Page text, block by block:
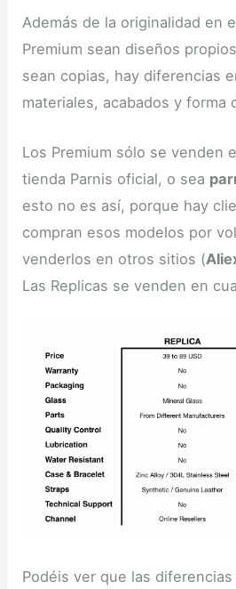
Además de la originalidad en
Premium sean diseños
sean copias, hay diferencias
materiales, acabados y forma
Los Premium sólo se venden
tienda Parnis oficial, o sea
esto no es así, porque hay
compran esos modelos por
venderlos en otros sitios (
Las Replicas se venden en
Podéis ver que las